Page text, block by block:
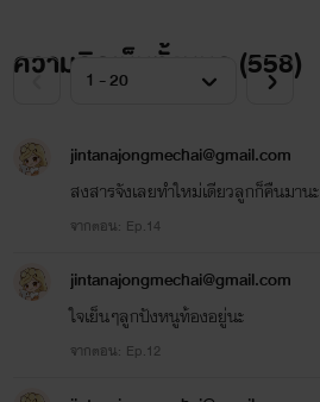
ความคิดเห็นทั้งหมด (558)
jintanajongmechai@gmail.com
สงสารจังเลยทําใหม่เดียวลูกก็คืนมานะ
จากตอน: Ep.14
jintanajongmechai@gmail.com
ใจเย็นๆลูกปังหนูท้องอยู่นะ
จากตอน: Ep.12